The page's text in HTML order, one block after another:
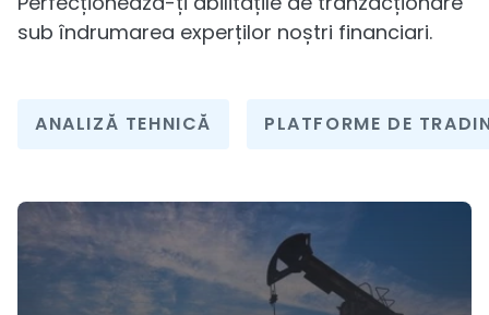
sub îndrumarea experților noștri financiari.
ANALIZĂ TEHNICĂ PLATFORME DE